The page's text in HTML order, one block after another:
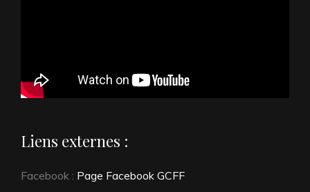
Liens externes :
Facebook : Page Facebook GCFF